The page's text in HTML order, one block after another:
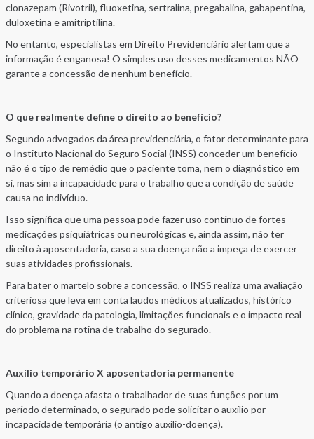
clonazepam (Rivotril), fluoxetina, sertralina, pregabalina, gabapentina,
duloxetina e amitriptilina.
No entanto, especialistas em Direito Previdenciário alertam que a
informação é enganosa! O simples uso desses medicamentos NÃO
garante a concessão de nenhum benefício.
O que realmente define o direito ao benefício?
Segundo advogados da área previdenciária, o fator determinante para
o Instituto Nacional do Seguro Social (INSS) conceder um benefício
não é o tipo de remédio que o paciente toma, nem o diagnóstico em
si, mas sim a incapacidade para o trabalho que a condição de saúde
causa no indivíduo.
Isso significa que uma pessoa pode fazer uso contínuo de fortes
medicações psiquiátricas ou neurológicas e, ainda assim, não ter
direito à aposentadoria, caso a sua doença não a impeça de exercer
suas atividades profissionais.
Para bater o martelo sobre a concessão, o INSS realiza uma avaliação
criteriosa que leva em conta laudos médicos atualizados, histórico
clínico, gravidade da patologia, limitações funcionais e o impacto real
do problema na rotina de trabalho do segurado.
Auxílio temporário X aposentadoria permanente
Quando a doença afasta o trabalhador de suas funções por um
período determinado, o segurado pode solicitar o auxílio por
incapacidade temporária (o antigo auxílio-doença).